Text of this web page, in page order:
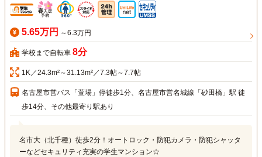
5.65万円 ～6.3万円
学校まで自転車 8分
1K／24.3m²～31.13m²／7.3帖～7.7帖
名古屋市営バス「萱場」停徒歩1分、名古屋市営名城線「砂田橋」駅 徒
歩14分、その他最寄り駅あり
名市大（北千種）徒歩2分！オートロック・防犯カメラ・防犯シャッタ
ーなどセキュリティ充実の学生マンション☆